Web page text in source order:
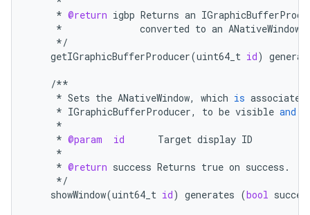
* @return igbp Returns an
*
converted to an ANativeWindow
*/
getIGraphicBufferProducer(uint64_t id)
/**
* Sets the ANativeWindow, which is associated
* IGraphicBufferProducer, to be visible and
*
* @param id Target display ID
*
* @return success Returns true on success .
*/
showWindow(uint64_t id) generates (bool